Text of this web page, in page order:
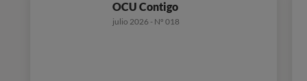
OCU Contigo
julio 2026 - Nº 018